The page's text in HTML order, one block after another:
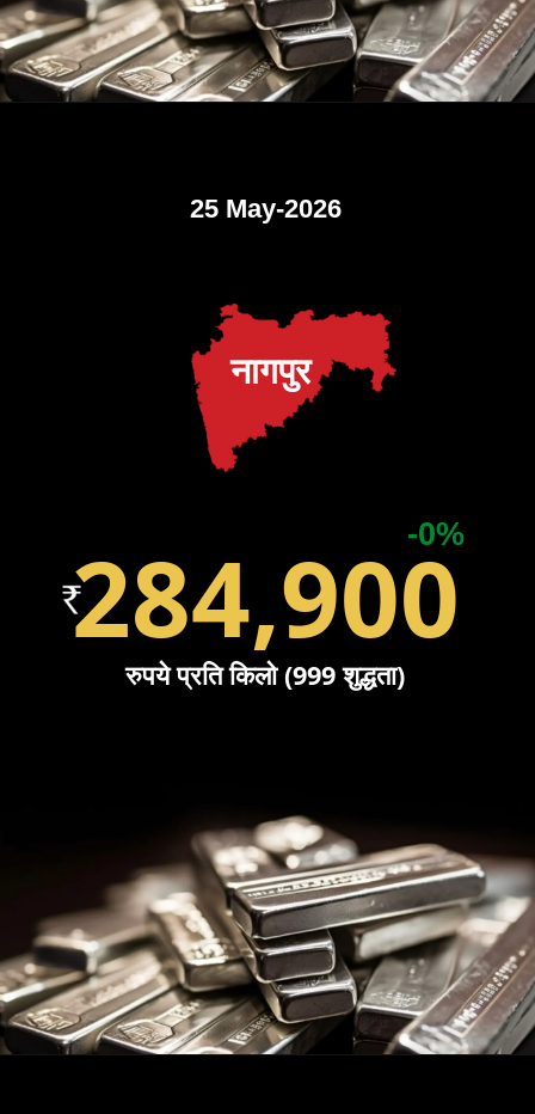
-0%
284,900
25 May-2026
रुपये प्रति किलो (999 शुद्धता)
नागपुर